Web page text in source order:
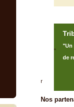
"
"Un
de
r
Nos